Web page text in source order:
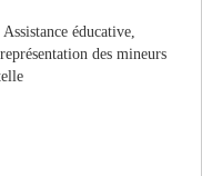
éducative,
des mineurs